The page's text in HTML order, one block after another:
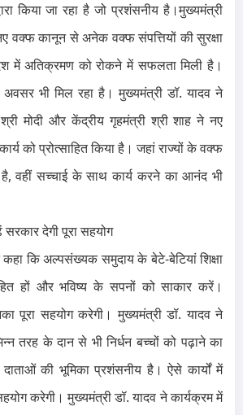
किया जा रहा है जो प्रशंसनीय है।मुख्यमंत्री
वक्फ कानून से अनेक वक्फ संपत्तियों की सुरक्षा
में अतिक्रमण को रोकने में सफलता मिली है।
अवसर भी मिल रहा है। मुख्यमंत्री डॉ. यादव ने
मोदी और केंद्रीय गृहमंत्री श्री शाह ने नए
को प्रोत्साहित किया है। जहां राज्यों के वक्फ
वहीं सच्चाई के साथ कार्य करने का आनंद भी
देगी पूरा सहयोग
कहा कि अल्पसंख्यक समुदाय के बेटे-बेटियां शिक्षा
हों और भविष्य के सपनों को साकार करें।
पूरा सहयोग करेगी। मुख्यमंत्री डॉ. यादव ने
तरह के दान से भी निर्धन बच्चों को पढ़ाने का
दाताओं की भूमिका प्रशंसनीय है। ऐसे कार्यों में
करेगी। मुख्यमंत्री डॉ. यादव ने कार्यक्रम में